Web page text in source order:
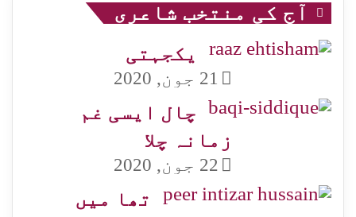
آج کی منتخب شاعری
یکجہتی
21 جون, 2020
چال ایسی غم
زمانہ چلا
22 جون, 2020
تھا میں